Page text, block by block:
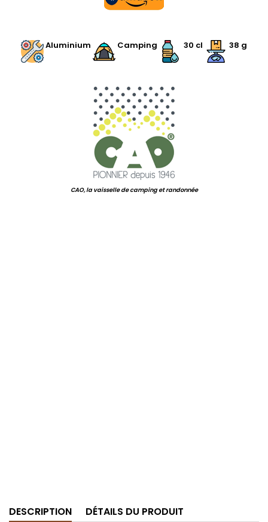
Aluminium
Camping 30 cl 38 g
CAO, la vaisselle de camping et randonnée
DESCRIPTION DÉTAILS DU PRODUIT